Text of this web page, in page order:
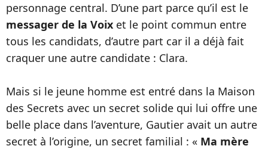
personnage central. D’une part parce qu’il est le
messager de la Voix et le point commun entre
tous les candidats, d’autre part car il a déjà fait
craquer une autre candidate : Clara.
Mais si le jeune homme est entré dans la Maison
des Secrets avec un secret solide qui lui offre une
belle place dans l’aventure, Gautier avait un autre
secret à l’origine, un secret familial : « Ma mère